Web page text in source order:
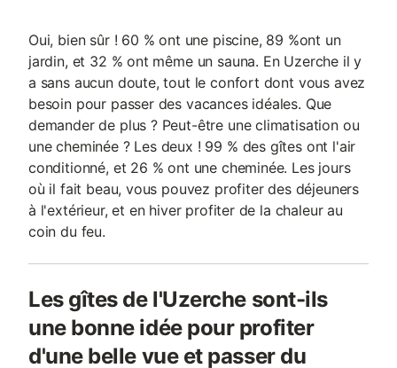
Oui, bien sûr ! 60 % ont une piscine, 89 %ont un
jardin, et 32 % ont même un sauna. En Uzerche il y
a sans aucun doute, tout le confort dont vous avez
besoin pour passer des vacances idéales. Que
demander de plus ? Peut-être une climatisation ou
une cheminée ? Les deux ! 99 % des gîtes ont l'air
conditionné, et 26 % ont une cheminée. Les jours
où il fait beau, vous pouvez profiter des déjeuners
à l'extérieur, et en hiver profiter de la chaleur au
coin du feu.
Les gîtes de l'Uzerche sont-ils
une bonne idée pour profiter
d'une belle vue et passer du